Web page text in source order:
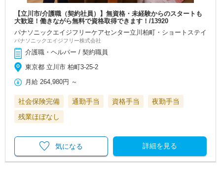
【立川市/介護職（契約社員）】無資格・未経験からのスタートも
大歓迎！働きながら無料で資格取得できます！/13920
パナソニックエイジフリーケアセンター立川柏町・ショートステイ
パナソニックエイジフリー株式会社
介護職・ヘルパー / 契約職員
東京都 立川市 柏町3-25-2
月給 264,980円 ～
社会保険完備 通勤手当 資格手当
夜勤手当
残業ほぼなし
詳細を見る
気になる